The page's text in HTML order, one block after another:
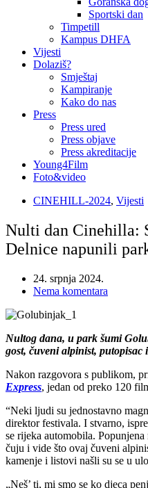
Sportski dan
Timpetill
Kampus DHFA
Vijesti
Dolaziš?
Smještaj
Kampiranje
Kako do nas
Press
Press ured
Press objave
Press akreditacije
Young4Film
Foto&video
CINEHILL-2024, Vijesti
Nulti dan Cinehilla:
Delnice napunili
24. srpnja 2024.
Nema komentara
Nultog dana, u park šumi
gost, čuveni alpinist, putopisac
Nakon razgovora s publikom,
Express, jedan od preko 120
“Neki ljudi su jednostavno
direktor festivala. I stvarno,
se rijeka automobila.
čuju i vide što ovaj čuveni
kamenje i listovi našli su se u
„Neš’ ti, mi smo se ko djeca